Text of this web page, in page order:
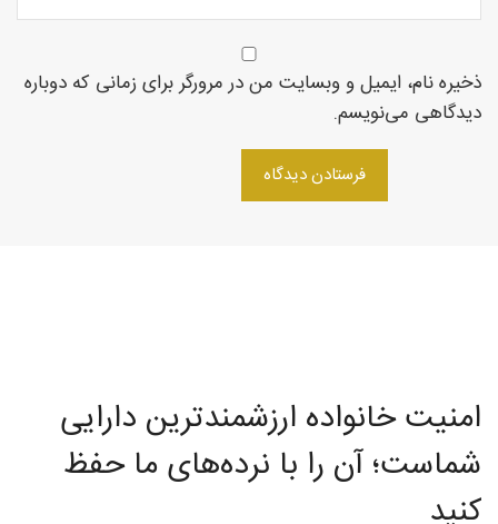
روتاری
غرب
ذخیره نام، ایمیل و وبسایت من در مرورگر برای زمانی که دوباره
دیدگاهی می‌نویسم.
امنیت خانواده ارزشمندترین دارایی
شماست؛ آن را با نرده‌های ما حفظ
کنید